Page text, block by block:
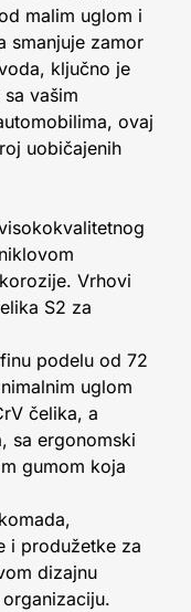
malim uglom i
smanjuje zamor
ključno je
vašim
ovaj
uobičajenih
Vrhovi
S2 za
podelu od 72
uglom
čelika, a
sa ergonomski
gumom koja
i produžetke za
dizajnu